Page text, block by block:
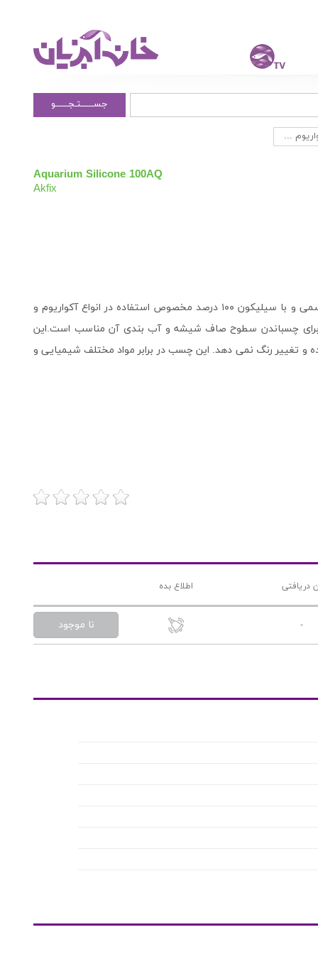
جســــــتـجــــــو
...
Aquarium Silicone 100AQ
Akfix
چسب سیلیکون مخصوص آکواریوم بدون هیچ گونه مواد سمی و با سیلیکون ۱۰۰ درصد مخصوص استفاده در انواع آکواریوم و
برای چسباندن سطوح صاف شیشه و آب بندی آن مناسب است.این
و تغییر رنگ نمی دهد. این چسب در برابر مواد مختلف شیمیایی و
دریافتی اطلاع بده
- نا موجود